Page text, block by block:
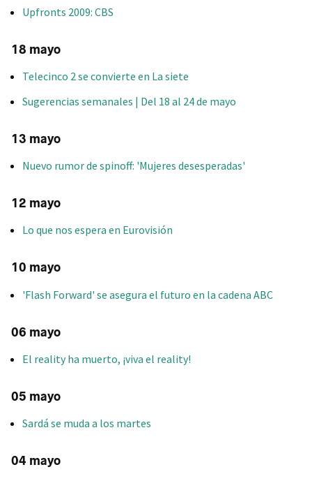
Upfronts 2009: CBS
18 mayo
Telecinco 2 se convierte en La siete
Sugerencias semanales | Del 18 al 24 de mayo
13 mayo
Nuevo rumor de spinoff: 'Mujeres desesperadas'
12 mayo
Lo que nos espera en Eurovisión
10 mayo
'Flash Forward' se asegura el futuro en la cadena ABC
06 mayo
El reality ha muerto, ¡viva el reality!
05 mayo
Sardá se muda a los martes
04 mayo